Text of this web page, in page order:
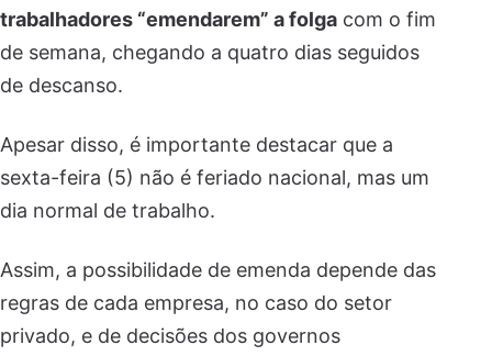
trabalhadores “emendarem” a folga com o fim
de semana, chegando a quatro dias seguidos
de descanso.
Apesar disso, é importante destacar que a
sexta-feira (5) não é feriado nacional, mas um
dia normal de trabalho.
Assim, a possibilidade de emenda depende das
regras de cada empresa, no caso do setor
privado, e de decisões dos governos